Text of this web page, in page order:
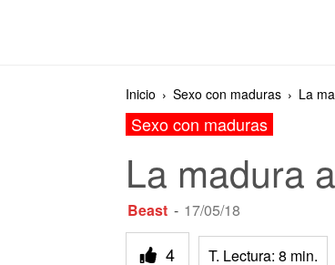
Inicio Sexo con maduras La
Sexo con maduras
La madura
Beast - 17/05/18
4 T. Lectura: 8 min.